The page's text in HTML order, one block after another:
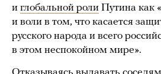
и глобальной роли Путина как
и воли в том, что касается
русского народа и всего
в этом неспокойном мире».